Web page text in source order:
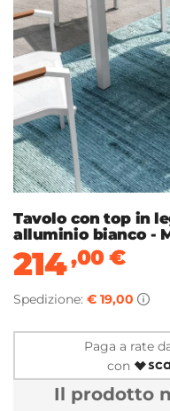
Tavolo con top in
alluminio bianco -
214,00€
Spedizione: € 19,00
Paga a rate
con
Il prodotto